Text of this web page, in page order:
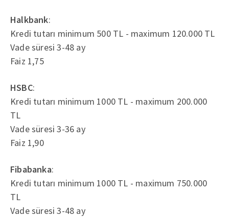
Halkbank:
Kredi tutarı minimum 500 TL - maximum 120.000 TL
Vade süresi 3-48 ay
Faiz 1,75
HSBC:
Kredi tutarı minimum 1000 TL - maximum 200.000
TL
Vade süresi 3-36 ay
Faiz 1,90
Fibabanka:
Kredi tutarı minimum 1000 TL - maximum 750.000
TL
Vade süresi 3-48 ay